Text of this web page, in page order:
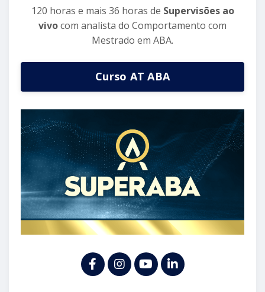
120 horas e mais 36 horas de Supervisões ao
vivocom analista do Comportamento com
Mestrado em ABA.
Curso AT ABA